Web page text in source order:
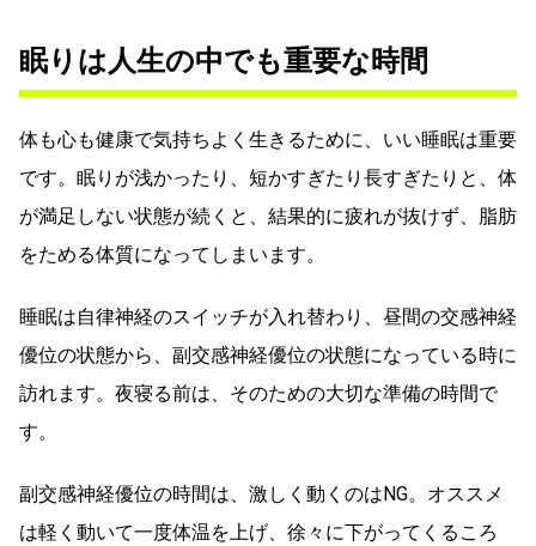
眠りは人生の中でも重要な時間
体も心も健康で気持ちよく生きるために、いい睡眠は重要
です。眠りが浅かったり、短かすぎたり長すぎたりと、体
が満足しない状態が続くと、結果的に疲れが抜けず、脂肪
をためる体質になってしまいます。
睡眠は自律神経のスイッチが入れ替わり、昼間の交感神経
優位の状態から、副交感神経優位の状態になっている時に
訪れます。夜寝る前は、そのための大切な準備の時間で
す。
副交感神経優位の時間は、激しく動くのはNG。オススメ
は軽く動いて一度体温を上げ、徐々に下がってくるころ